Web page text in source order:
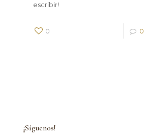
escribir!
0 0
¡Síguenos!